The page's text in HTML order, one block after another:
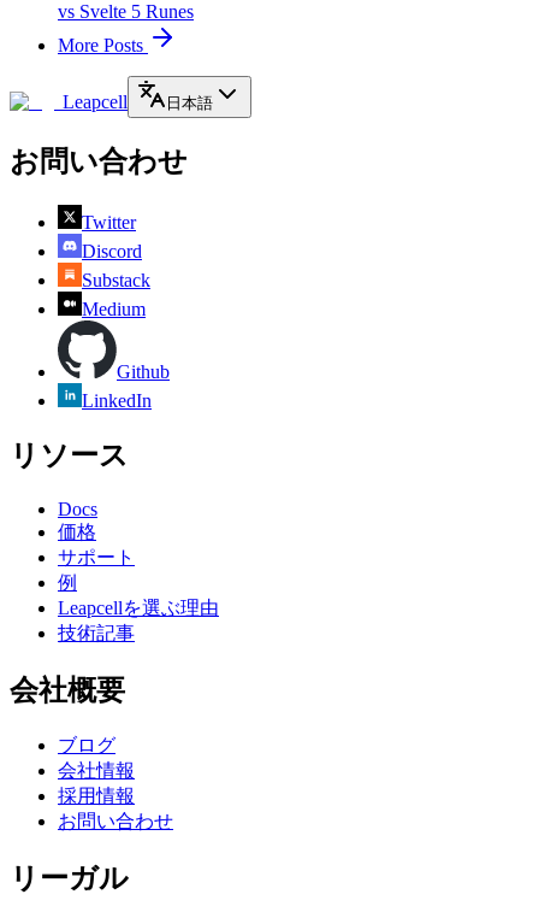
vs Svelte 5 Runes
More Posts
Leapcell 日本語
お問い合わせ
Twitter
Discord
Substack
Medium
Github
LinkedIn
リソース
Docs
価格
サポート
例
Leapcellを選ぶ理由
技術記事
会社概要
ブログ
会社情報
採用情報
お問い合わせ
リーガル